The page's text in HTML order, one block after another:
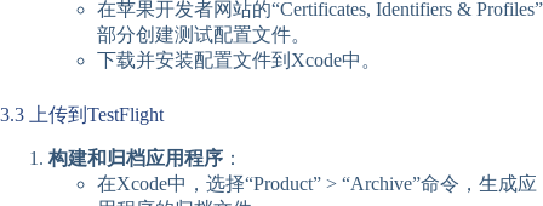
在苹果开发者网站的“Certificates, Identifiers & Profiles”
部分创建测试配置文件。
下载并安装配置文件到Xcode中。
3.3 上传到TestFlight
构建和归档应用程序 ：
在Xcode中，选择“Product” > “Archive”命令，生成应